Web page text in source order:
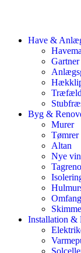
Have &
Gartner
Byg &
Murer
Tømrer
Altan
Nye
Installation &